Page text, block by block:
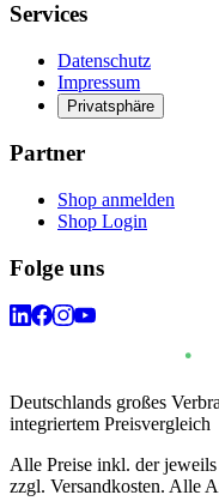
Services
Datenschutz
Impressum
Privatsphäre
Partner
Shop anmelden
Shop Login
Folge uns
Deutschlands großes
integriertem Preisvergleich
Alle Preise inkl. der
zzgl. Versandkosten. Alle